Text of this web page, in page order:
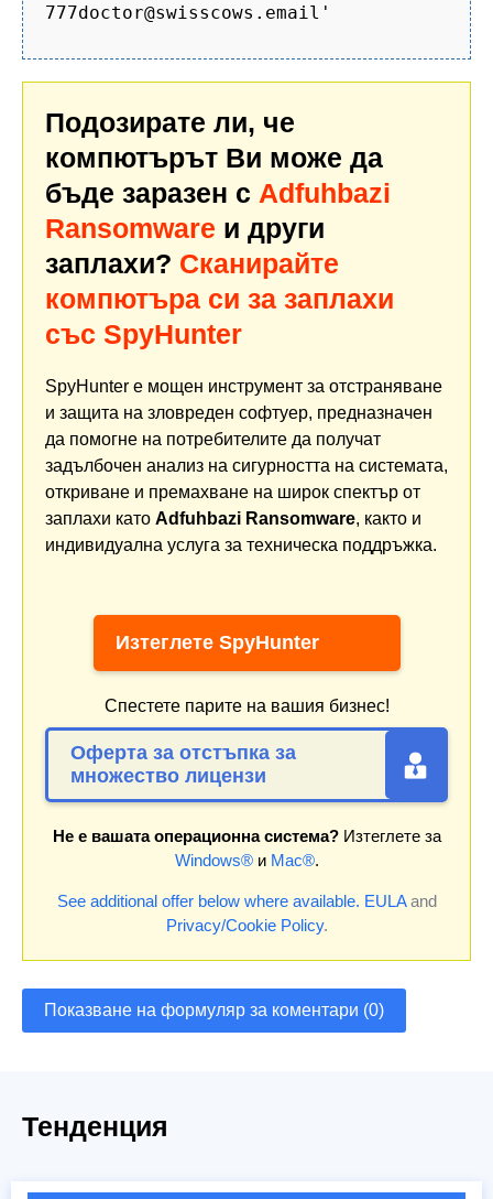
777doctor@swisscows.email'
Подозирате ли, че
компютърът Ви може да
бъде заразен с Adfuhbazi
Ransomware и други
заплахи? Сканирайте
компютъра си за заплахи
със SpyHunter
SpyHunter е мощен инструмент за отстраняване
и защита на зловреден софтуер, предназначен
да помогне на потребителите да получат
задълбочен анализ на сигурността на системата,
откриване и премахване на широк спектър от
заплахи като Adfuhbazi Ransomware, както и
индивидуална услуга за техническа поддръжка.
Изтеглете SpyHunter
Спестете парите на вашия бизнес!
Оферта за отстъпка за
множество лицензи
Не е вашата операционна система?Изтеглете за
Windows®и Mac®.
See additional offer below where available. EULAand
Privacy/Cookie Policy.
Показване на формуляр за коментари (0)
Тенденция